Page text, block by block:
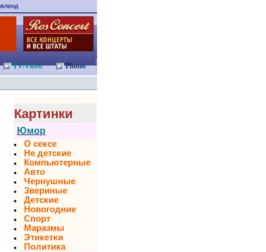
TV/Video Photos
Картинки
Юмор
О сексе
Не детские
Компьютерные
Авто
Чернушные
Звериные
Детские
Новогодние
Спорт
Маразмы
Этикетки
Политика